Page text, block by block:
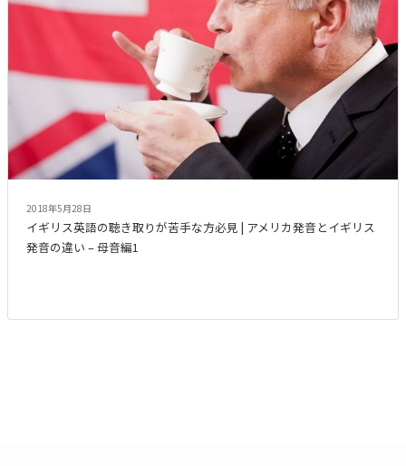
2018年5月28日
イギリス英語の聴き取りが苦手な方必見 | アメリカ発音とイギリス
発音の違い – 母音編1